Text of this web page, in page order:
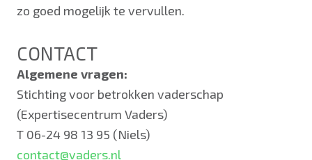
zo goed mogelijk te vervullen.
CONTACT
Algemene vragen:
Stichting voor betrokken vaderschap
(Expertisecentrum Vaders)
T 06-24 98 13 95 (Niels)
contact@vaders.nl